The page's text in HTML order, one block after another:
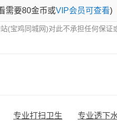
需要80金币或VIP会员可查看)
(宝鸡同城网)对此不承担任何保
专业打扫卫生 专业透下